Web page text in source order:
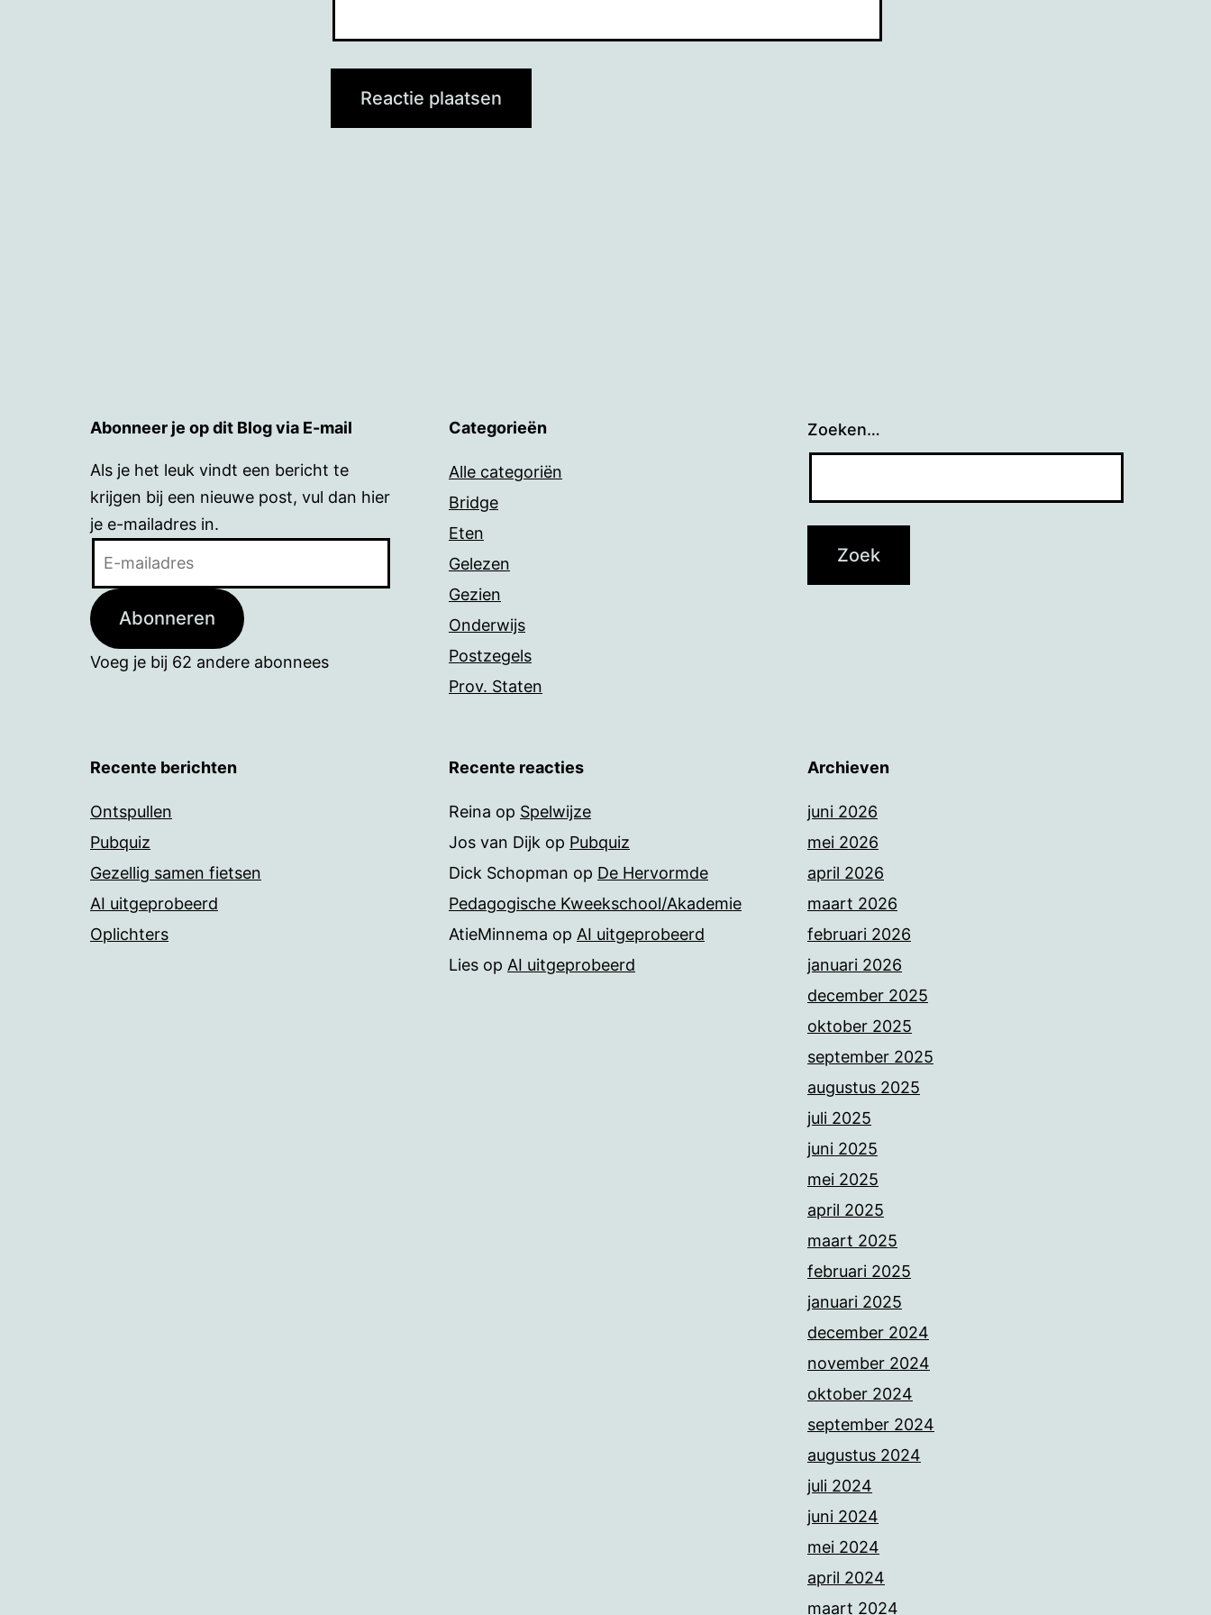
Abonneer je op dit Blog via E-mail
Als je het leuk vindt een bericht te
krijgen bij een nieuwe post, vul dan hier
je e-mailadres in.
Abonneren
Voeg je bij 62 andere abonnees
Categorieën
Alle categoriën
Bridge
Eten
Gelezen
Gezien
Onderwijs
Postzegels
Prov. Staten
Zoeken…
Recente berichten
Ontspullen
Pubquiz
Gezellig samen fietsen
AI uitgeprobeerd
Oplichters
Recente reacties
Reina op Spelwijze
Jos van Dijk op Pubquiz
Dick Schopman op De Hervormde
Pedagogische Kweekschool/Akademie
AtieMinnema op AI uitgeprobeerd
Lies op AI uitgeprobeerd
Archieven
juni 2026
mei 2026
april 2026
maart 2026
februari 2026
januari 2026
december 2025
oktober 2025
september 2025
augustus 2025
juli 2025
juni 2025
mei 2025
april 2025
maart 2025
februari 2025
januari 2025
december 2024
november 2024
oktober 2024
september 2024
augustus 2024
juli 2024
juni 2024
mei 2024
april 2024
maart 2024